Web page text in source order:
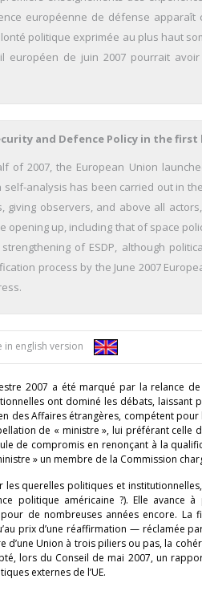
européenne de défense
politique exprimée au plus haut
européen de juin 2007 pourrait
and Defence Policy in the first
of 2007, the European Union
self-analysis has been carried out in
giving observers, and above all
opening up, including that of space
of ESDP, although
process by the June 2007
in english version
2007 a été marqué par la relance
ont dominé les débats, laissant
des Affaires étrangères, compétent pour
de « ministre », lui préférant celle
de compromis en renonçant à la
» un membre de la Commission
les querelles politiques et
politique américaine ?). Elle avance
de nombreuses années encore. La
prix d’une réaffirmation — réclamée
d’une Union à trois piliers ou pas, la
lors du Conseil de mai 2007, un
externes de l’UE.